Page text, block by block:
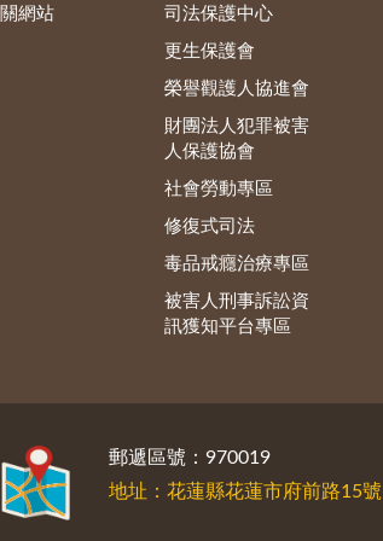
網站 司法保護中心
更生保護會
榮譽觀護人協進會
財團法人犯罪被害
人保護協會
社會勞動專區
修復式司法
毒品戒癮治療專區
被害人刑事訴訟資
訊獲知平台專區
郵遞區號：970019
地址：花蓮縣花蓮市府前路15號